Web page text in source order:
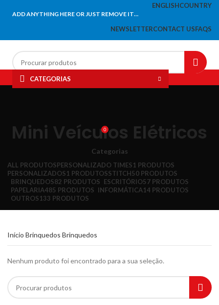
ENGLISHCOUNTRY
ADD ANYTHING HERE OR JUST REMOVE IT…
NEWSLETTERCONTACT USFAQS
0
CATEGORIAS
Mini Veículos Elétricos
Categorias
ALL PRODUTOSPERSONALIZADO TIMES1 PRODUTOS
PERSONALIZADOS1 PRODUTOSSTITCH50 PRODUTOS
BRINQUEDOS82 PRODUTOS ESCRITÓRIO57 PRODUTOS
PAPELARIA485 PRODUTOS INFORMÁTICA14 PRODUTOS
OUTROS133 PRODUTOS
Início Brinquedos Brinquedos
Nenhum produto foi encontrado para a sua seleção.